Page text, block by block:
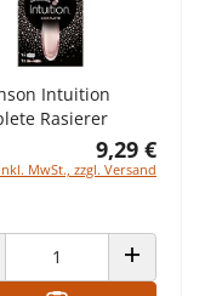
Intuition
Rasierer
9,29 €
inkl. MwSt., zzgl. Versand
VERRINGERN ANZAHL